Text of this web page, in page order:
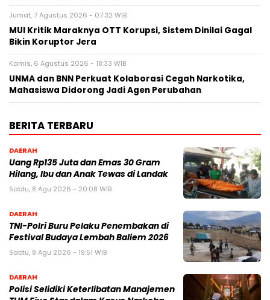
Jumat, 7 Agustus 2026 - 07:32 WIB
MUI Kritik Maraknya OTT Korupsi, Sistem Dinilai Gagal
Bikin Koruptor Jera
Kamis, 6 Agustus 2026 - 18:33 WIB
UNMA dan BNN Perkuat Kolaborasi Cegah Narkotika,
Mahasiswa Didorong Jadi Agen Perubahan
BERITA TERBARU
DAERAH
Uang Rp135 Juta dan Emas 30 Gram
Hilang, Ibu dan Anak Tewas di Landak
Sabtu, 8 Agu 2026 - 20:08 WIB
DAERAH
TNI-Polri Buru Pelaku Penembakan di
Festival Budaya Lembah Baliem 2026
Sabtu, 8 Agu 2026 - 19:51 WIB
DAERAH
Polisi Selidiki Keterlibatan Manajemen